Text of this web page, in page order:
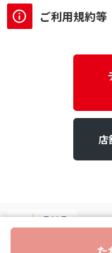
ご利用規約等
店